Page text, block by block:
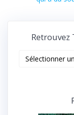
Retrouvez